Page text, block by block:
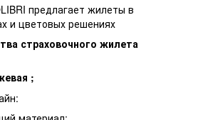
предлагает жилеты в
и цветовых решениях
страховочного жилета
;